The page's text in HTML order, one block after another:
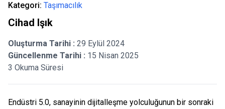
Kategori: Taşımacılık
Cihad Işık
Oluşturma Tarihi : 29 Eylül 2024
Güncellenme Tarihi : 15 Nisan 2025
3 Okuma Süresi
Endüstri 5.0, sanayinin dijitalleşme yolculuğunun bir sonraki